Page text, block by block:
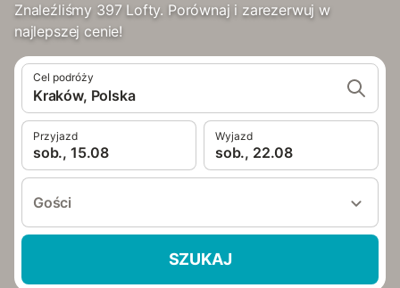
Znaleźliśmy 397 Lofty. Porównaj i zarezerwuj w
najlepszej cenie!
Cel podróży
Kraków, Polska
Przyjazd
sob., 15.08
Wyjazd
sob., 22.08
Gości
SZUKAJ